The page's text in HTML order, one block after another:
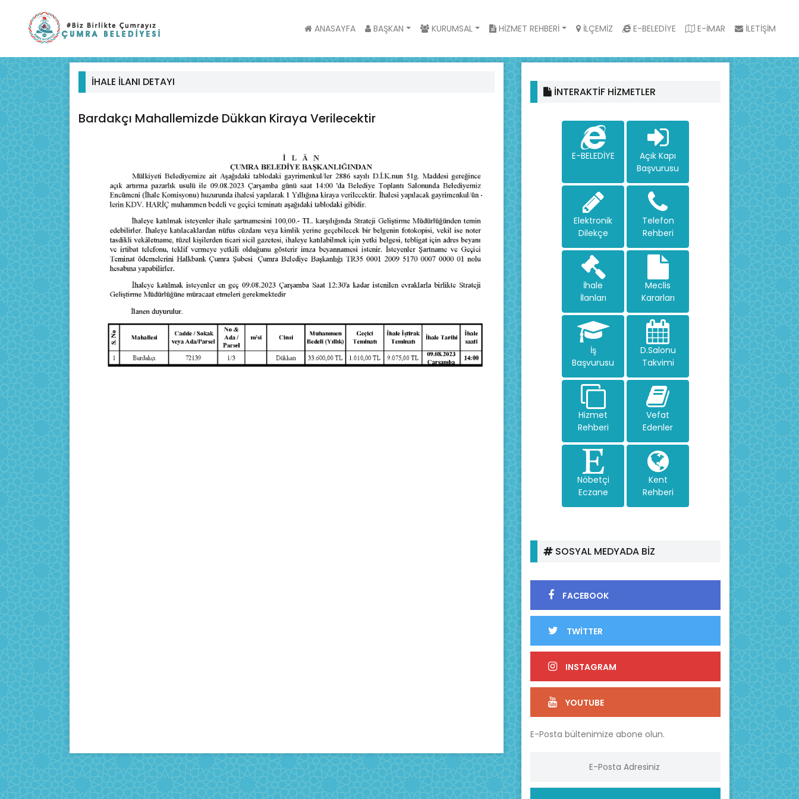
ANASAYFA BAŞKAN KURUMSAL HİZMET REHBERİ İLÇEMİZ E-BELEDİYE E-İMAR İLETİŞİM
İHALE İLANI DETAYI
Bardakçı Mahallemizde Dükkan Kiraya Verilecektir
İNTERAKTİF HİZMETLER
E-BELEDİYE
Açık Kapı
Başvurusu
Elektronik
Dilekçe
Telefon
Rehberi
İhale
İlanları
Meclis
Kararları
İş
Başvurusu
D.Salonu
Takvimi
Hizmet
Rehberi
Vefat
Edenler
Nöbetçi
Eczane
Kent
Rehberi
SOSYAL MEDYADA BİZ
FACEBOOK
TWİTTER
INSTAGRAM
YOUTUBE
E-Posta bültenimize abone olun.